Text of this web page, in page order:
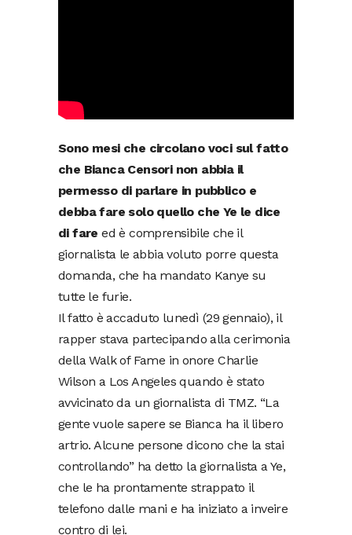
Sono mesi che circolano voci sul fatto
che Bianca Censori non abbia il
permesso di parlare in pubblico e
debba fare solo quello che Ye le dice
di fare ed è comprensibile che il
giornalista le abbia voluto porre questa
domanda, che ha mandato Kanye su
tutte le furie.
Il fatto è accaduto lunedì (29 gennaio), il
rapper stava partecipando alla cerimonia
della Walk of Fame in onore Charlie
Wilson a Los Angeles quando è stato
avvicinato da un giornalista di TMZ. “La
gente vuole sapere se Bianca ha il libero
artrio. Alcune persone dicono che la stai
controllando” ha detto la giornalista a Ye,
che le ha prontamente strappato il
telefono dalle mani e ha iniziato a inveire
contro di lei.